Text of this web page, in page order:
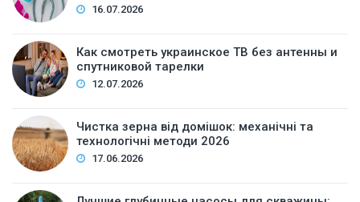
16.07.2026
Как смотреть украинское ТВ без антенны и
спутниковой тарелки
12.07.2026
Чистка зерна від домішок: механічні та
технологічні методи 2026
17.06.2026